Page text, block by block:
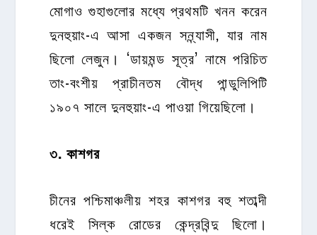
মোগাও গুহাগুলোর মধ্যে প্রথমটি খনন করেন
দুনহুয়াং-এ আসা একজন সন্ন্যাসী, যার নাম
ছিলো লেজুন। ‘ডায়মন্ড সূত্র’ নামে পরিচিত
তাং-বংশীয় প্রাচীনতম বৌদ্ধ পান্ডুলিপিটি
১৯০৭ সালে দুনহুয়াং-এ পাওয়া গিয়েছিলো।
৩. কাশগর
চীনের পশ্চিমাঞ্চলীয় শহর কাশগর বহু শতাব্দী
ধরেই সিল্ক রোডের কেন্দ্রবিন্দু ছিলো।